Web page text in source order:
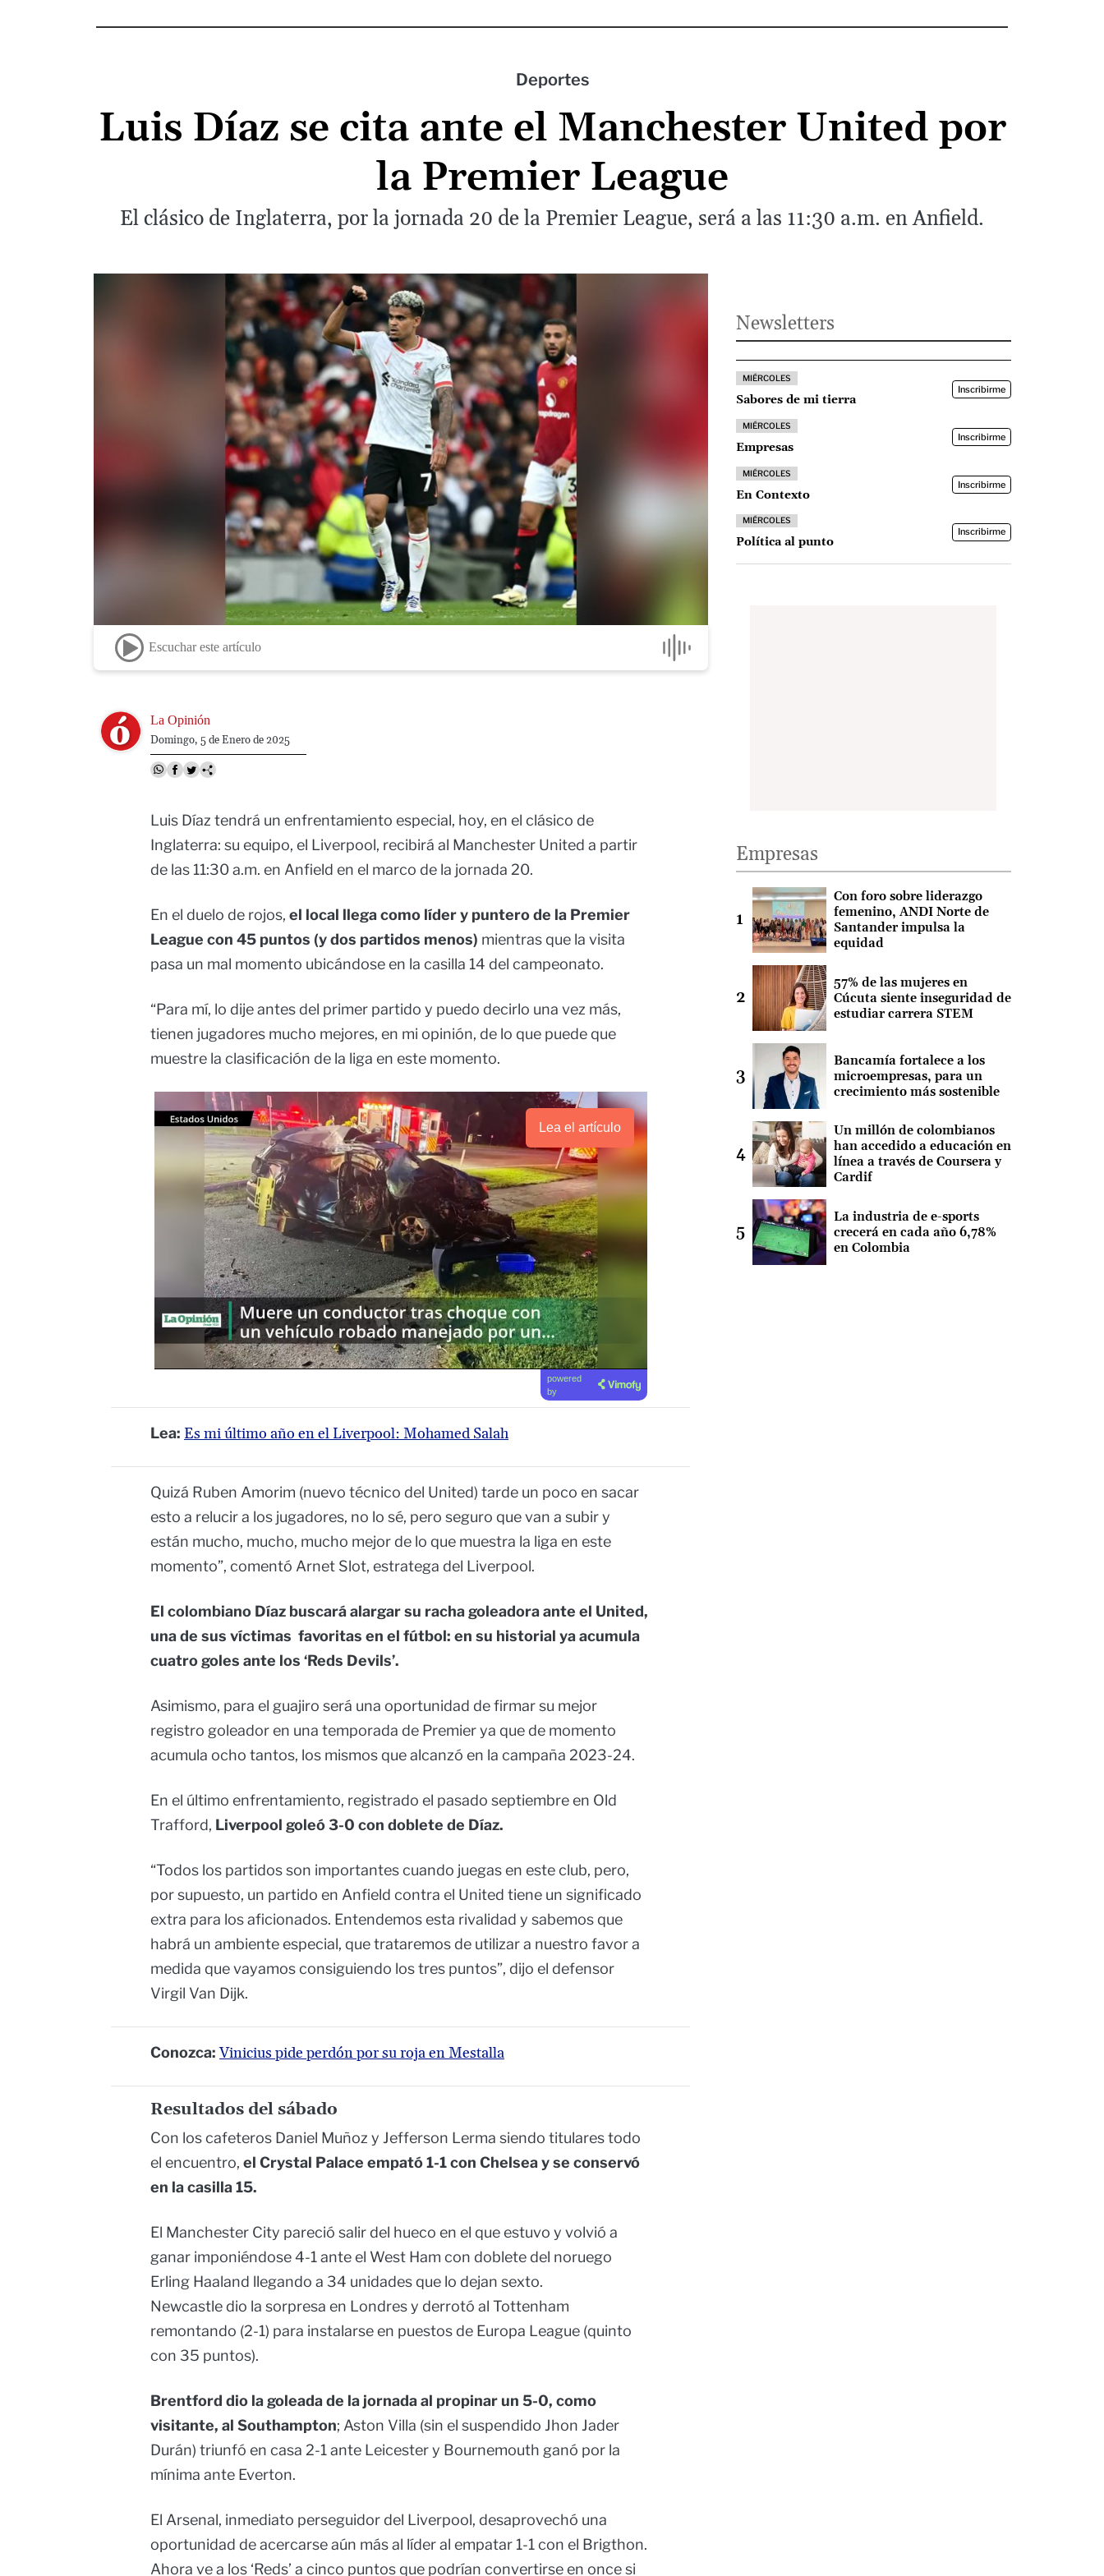
Deportes
Luis Díaz se cita ante el Manchester United por
la Premier League
El clásico de Inglaterra, por la jornada 20 de la Premier League, será a las 11:30 a.m. en Anfield.
Escuchar este artículo
Image La Opinión
Domingo, 5 de Enero de 2025
Luis Díaz tendrá un enfrentamiento especial, hoy, en el clásico de
Inglaterra: su equipo, el Liverpool, recibirá al Manchester United a partir
de las 11:30 a.m. en Anfield en el marco de la jornada 20.
En el duelo de rojos, el local llega como líder y puntero de la Premier
League con 45 puntos (y dos partidos menos) mientras que la visita
pasa un mal momento ubicándose en la casilla 14 del campeonato.
“Para mí, lo dije antes del primer partido y puedo decirlo una vez más,
tienen jugadores mucho mejores, en mi opinión, de lo que puede que
muestre la clasificación de la liga en este momento.
Lea el artículo
powered
by
Lea: Es mi último año en el Liverpool: Mohamed Salah
Quizá Ruben Amorim (nuevo técnico del United) tarde un poco en sacar
esto a relucir a los jugadores, no lo sé, pero seguro que van a subir y
están mucho, mucho, mucho mejor de lo que muestra la liga en este
momento”, comentó Arnet Slot, estratega del Liverpool.
El colombiano Díaz buscará alargar su racha goleadora ante el United,
una de sus víctimas favoritas en el fútbol: en su historial ya acumula
cuatro goles ante los ‘Reds Devils’.
Asimismo, para el guajiro será una oportunidad de firmar su mejor
registro goleador en una temporada de Premier ya que de momento
acumula ocho tantos, los mismos que alcanzó en la campaña 2023-24.
En el último enfrentamiento, registrado el pasado septiembre en Old
Trafford, Liverpool goleó 3-0 con doblete de Díaz.
“Todos los partidos son importantes cuando juegas en este club, pero,
por supuesto, un partido en Anfield contra el United tiene un significado
extra para los aficionados. Entendemos esta rivalidad y sabemos que
habrá un ambiente especial, que trataremos de utilizar a nuestro favor a
medida que vayamos consiguiendo los tres puntos”, dijo el defensor
Virgil Van Dijk.
Conozca:Vinicius pide perdón por su roja en Mestalla
Resultados del sábado
Con los cafeteros Daniel Muñoz y Jefferson Lerma siendo titulares todo
el encuentro, el Crystal Palace empató 1-1 con Chelsea y se conservó
en la casilla 15.
El Manchester City pareció salir del hueco en el que estuvo y volvió a
ganar imponiéndose 4-1 ante el West Ham con doblete del noruego
Erling Haaland llegando a 34 unidades que lo dejan sexto.
Newcastle dio la sorpresa en Londres y derrotó al Tottenham
remontando (2-1) para instalarse en puestos de Europa League (quinto
con 35 puntos).
Brentford dio la goleada de la jornada al propinar un 5-0, como
visitante, al Southampton; Aston Villa (sin el suspendido Jhon Jader
Durán) triunfó en casa 2-1 ante Leicester y Bournemouth ganó por la
mínima ante Everton.
El Arsenal, inmediato perseguidor del Liverpool, desaprovechó una
oportunidad de acercarse aún más al líder al empatar 1-1 con el Brigthon.
Ahora ve a los ‘Reds’ a cinco puntos que podrían convertirse en once si
Newsletters
MIÉRCOLES
Sabores de mi tierra
Inscribirme
MIÉRCOLES
Empresas
Inscribirme
MIÉRCOLES
En Contexto
Inscribirme
MIÉRCOLES
Política al punto
Inscribirme
Empresas
Con foro sobre liderazgo
femenino, ANDI Norte de
Santander impulsa la
equidad
57% de las mujeres en
Cúcuta siente inseguridad de
estudiar carrera STEM
Bancamía fortalece a los
microempresas, para un
crecimiento más sostenible
Un millón de colombianos
han accedido a educación en
línea a través de Coursera y
Cardif
La industria de e-sports
crecerá en cada año 6,78%
en Colombia